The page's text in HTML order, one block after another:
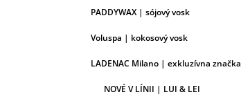
PADDYWAX | sójový vosk
Voluspa | kokosový vosk
LADENAC Milano | exkluzívna značka
NOVÉ V LÍNII | LUI & LEI